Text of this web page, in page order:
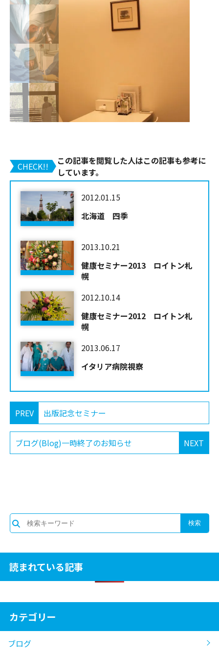
CHECK!!
この記事を閲覧した人はこの記事も参考に
しています。
2012.01.15
北海道 四季
2013.10.21
健康セミナー2013 ロイトン札
幌
2012.10.14
健康セミナー2012 ロイトン札
幌
2013.06.17
イタリア病院視察
PREV 出版記念セミナー
NEXT
ブログ(Blog)一時終了のお知らせ
読まれている記事
カテゴリー
ブログ